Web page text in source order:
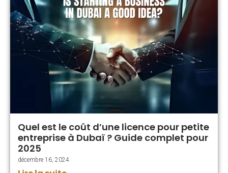
Quel est le coût d’une licence pour petite
entreprise à Dubaï ? Guide complet pour
2025
décembre 16, 2024